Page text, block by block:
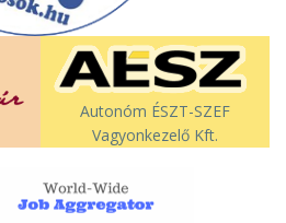
Autonóm ÉSZT-SZEF
Vagyonkezelő Kft.